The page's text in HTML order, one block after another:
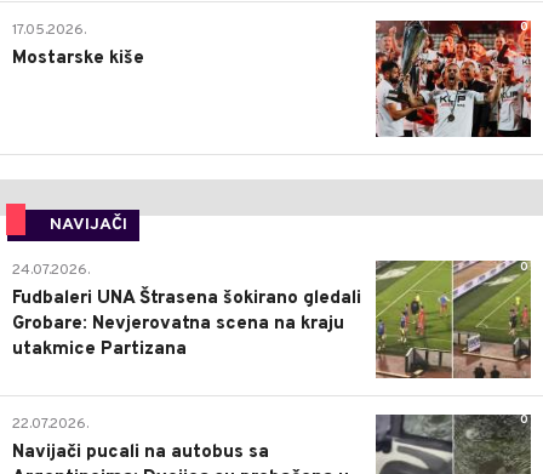
0
17.05.2026.
Mostarske kiše
NAVIJAČI
0
24.07.2026.
Fudbaleri UNA Štrasena šokirano gledali
Grobare: Nevjerovatna scena na kraju
utakmice Partizana
0
22.07.2026.
Navijači pucali na autobus sa